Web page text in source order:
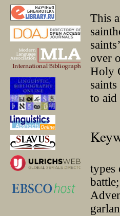
This
over
Holy
to aid
types